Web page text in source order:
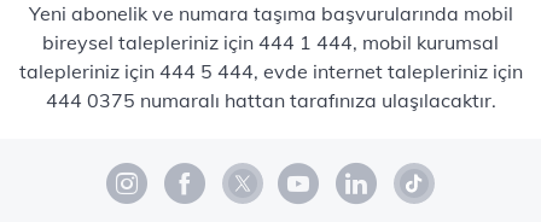
Yeni abonelik ve numara taşıma başvurularında mobil
bireysel talepleriniz için 444 1 444, mobil kurumsal
talepleriniz için 444 5 444, evde internet talepleriniz için
444 0375 numaralı hattan tarafınıza ulaşılacaktır.